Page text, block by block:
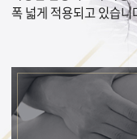
폭 넓게 적용되고 있습니